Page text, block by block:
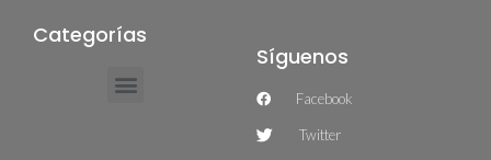
Categorías
Síguenos
Facebook
Twitter